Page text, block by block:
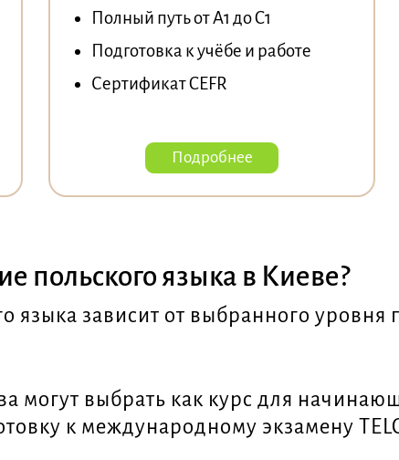
Полный путь от A1 до C1
Подготовка к учёбе и работе
Сертификат CEFR
Подробнее
польского языка в Киеве?
языка зависит от выбранного
могут выбрать как курс для
к международному экзамену